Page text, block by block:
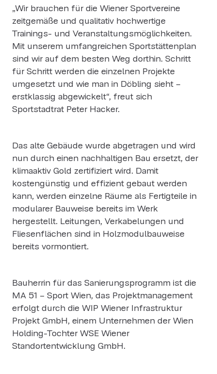
„Wir brauchen für die Wiener Sportvereine
zeitgemäße und qualitativ hochwertige
Trainings- und Veranstaltungsmöglichkeiten.
Mit unserem umfangreichen Sportstättenplan
sind wir auf dem besten Weg dorthin. Schritt
für Schritt werden die einzelnen Projekte
umgesetzt und wie man in Döbling sieht –
erstklassig abgewickelt“, freut sich
Sportstadtrat Peter Hacker.
Das alte Gebäude wurde abgetragen und wird
nun durch einen nachhaltigen Bau ersetzt, der
klimaaktiv Gold zertifiziert wird. Damit
kostengünstig und effizient gebaut werden
kann, werden einzelne Räume als Fertigteile in
modularer Bauweise bereits im Werk
hergestellt. Leitungen, Verkabelungen und
Fliesenflächen sind in Holzmodulbauweise
bereits vormontiert.
Bauherrin für das Sanierungsprogramm ist die
MA 51 – Sport Wien, das Projektmanagement
erfolgt durch die WIP Wiener Infrastruktur
Projekt GmbH, einem Unternehmen der Wien
Holding-Tochter WSE Wiener
Standortentwicklung GmbH.